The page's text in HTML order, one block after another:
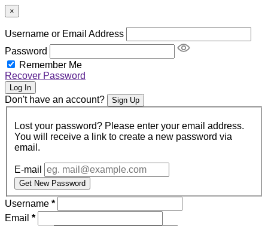
×
Username or Email Address
Password
Remember Me
Recover Password
Log In
Don't have an account? Sign Up
Lost your password? Please enter your email address.
You will receive a link to create a new password via
email.
E-mail
Get New Password
Username *
Email *